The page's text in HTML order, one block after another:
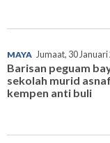
MAYA Jumaat, 30 Januari
Barisan peguam
sekolah murid
kempen anti buli